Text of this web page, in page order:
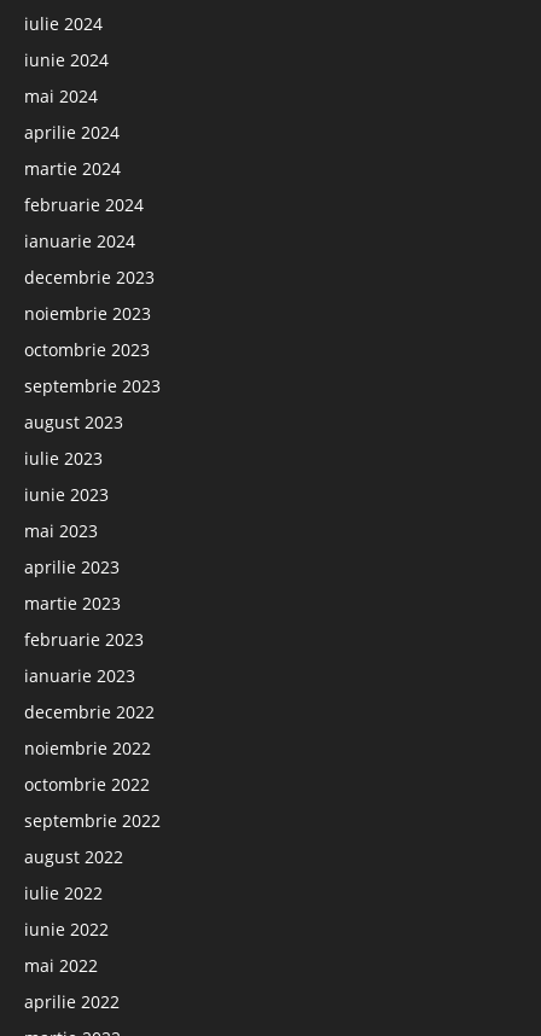
iulie 2024
iunie 2024
mai 2024
aprilie 2024
martie 2024
februarie 2024
ianuarie 2024
decembrie 2023
noiembrie 2023
octombrie 2023
septembrie 2023
august 2023
iulie 2023
iunie 2023
mai 2023
aprilie 2023
martie 2023
februarie 2023
ianuarie 2023
decembrie 2022
noiembrie 2022
octombrie 2022
septembrie 2022
august 2022
iulie 2022
iunie 2022
mai 2022
aprilie 2022